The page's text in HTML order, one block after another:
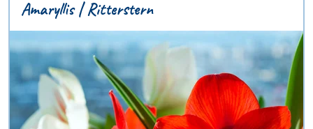
Amaryllis | Ritterstern